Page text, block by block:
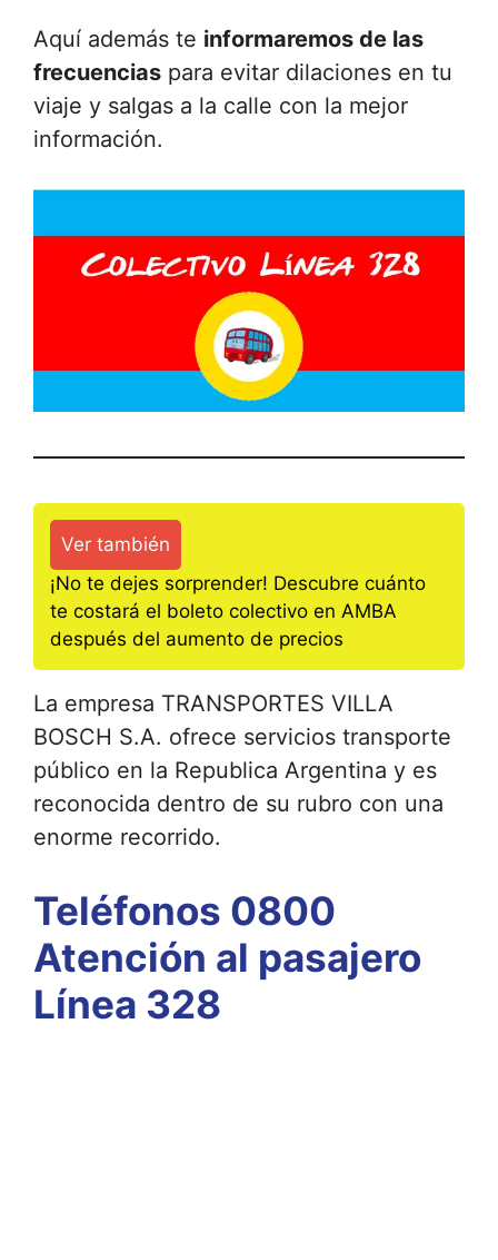
Aquí además te informaremos de las
frecuencias para evitar dilaciones en tu
viaje y salgas a la calle con la mejor
información.
Ver también
¡No te dejes sorprender! Descubre cuánto
te costará el boleto colectivo en AMBA
después del aumento de precios
La empresa TRANSPORTES VILLA
BOSCH S.A. ofrece servicios transporte
público en la Republica Argentina y es
reconocida dentro de su rubro con una
enorme recorrido.
Teléfonos 0800
Atención al pasajero
Línea 328